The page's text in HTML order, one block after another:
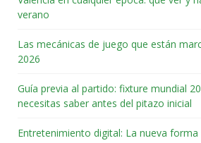
verano
Las mecánicas de juego que están
2026
Guía previa al partido: fixture mundial
necesitas saber antes del pitazo inicial
Entretenimiento digital: La nueva